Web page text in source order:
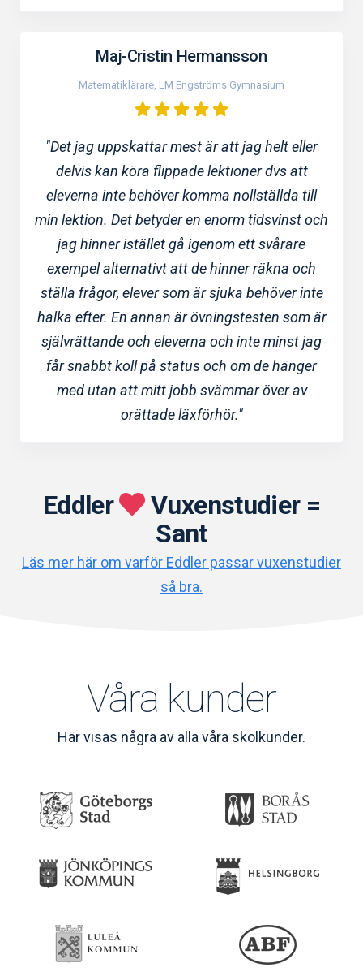
Maj-Cristin Hermansson
Matematiklärare, LM Engströms Gymnasium
"Det jag uppskattar mest är att jag helt eller
delvis kan köra flippade lektioner dvs att
eleverna inte behöver komma nollställda till
min lektion. Det betyder en enorm tidsvinst och
jag hinner istället gå igenom ett svårare
exempel alternativt att de hinner räkna och
ställa frågor, elever som är sjuka behöver inte
halka efter. En annan är övningstesten som är
självrättande och eleverna och inte minst jag
får snabbt koll på status och om de hänger
med utan att mitt jobb svämmar över av
orättade läxförhör."
Eddler
Vuxenstudier =
Sant
Läs mer här om varför Eddler passar vuxenstudier
så bra.
Våra kunder
Här visas några av alla våra skolkunder.